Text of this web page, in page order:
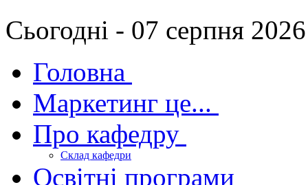
Сьогодні - 07 серпня
Головна
Маркетинг це...
Про кафедру
Склад кафедри
Освітні програми